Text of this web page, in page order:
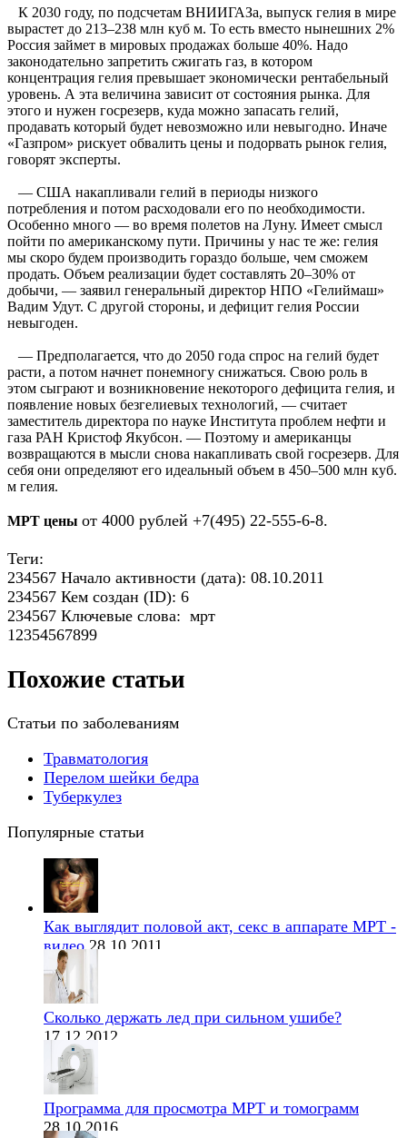
К 2030 году, по подсчетам ВНИИГАЗа, выпуск гелия в мире
вырастет до 213–238 млн куб м. То есть вместо нынешних 2%
Россия займет в мировых продажах больше 40%. Надо
законодательно запретить сжигать газ, в котором
концентрация гелия превышает экономически рентабельный
уровень. А эта величина зависит от состояния рынка. Для
этого и нужен госрезерв, куда можно запасать гелий,
продавать который будет невозможно или невыгодно. Иначе
«Газпром» рискует обвалить цены и подорвать рынок гелия,
говорят эксперты.
— США накапливали гелий в периоды низкого
потребления и потом расходовали его по необходимости.
Особенно много — во время полетов на Луну. Имеет смысл
пойти по американскому пути. Причины у нас те же: гелия
мы скоро будем производить гораздо больше, чем сможем
продать. Объем реализации будет составлять 20–30% от
добычи, — заявил генеральный директор НПО «Гелиймаш»
Вадим Удут. С другой стороны, и дефицит гелия России
невыгоден.
— Предполагается, что до 2050 года спрос на гелий будет
расти, а потом начнет понемногу снижаться. Свою роль в
этом сыграют и возникновение некоторого дефицита гелия, и
появление новых безгелиевых технологий, — считает
заместитель директора по науке Института проблем нефти и
газа РАН Кристоф Якубсон. — Поэтому и американцы
возвращаются в мысли снова накапливать свой госрезерв. Для
себя они определяют его идеальный объем в 450–500 млн куб.
м гелия.
МРТ цены от 4000 рублей +7(495) 22-555-6-8.
Теги:
234567 Начало активности (дата): 08.10.2011
234567 Кем создан (ID): 6
234567 Ключевые слова: мрт
12354567899
Похожие статьи
Статьи по заболеваниям
Травматология
Перелом шейки бедра
Туберкулез
Популярные статьи
Как выглядит половой акт, секс в аппарате МРТ -
видео 28.10.2011
Сколько держать лед при сильном ушибе?
17.12.2012
Программа для просмотра МРТ и томограмм
28.10.2016